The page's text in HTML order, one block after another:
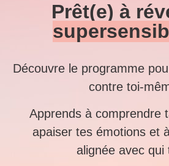
Prêt(e) à
Découvre le programme
contre toi-
Apprends à comprendre
apaiser tes émotions et
alignée avec qui